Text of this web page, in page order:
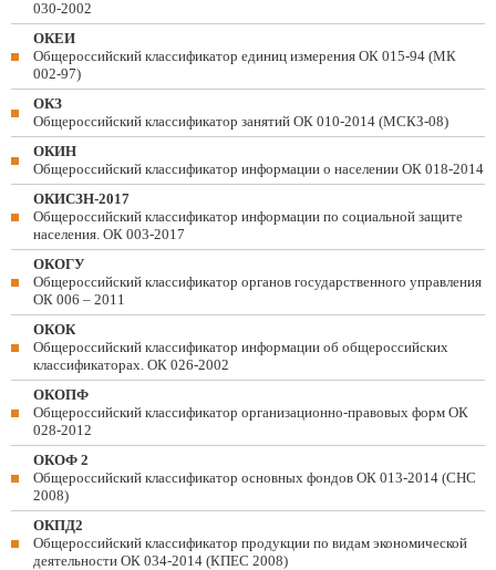
030-2002
ОКЕИ
Общероссийский классификатор единиц измерения ОК 015-94 (МК
002-97)
ОКЗ
Общероссийский классификатор занятий ОК 010-2014 (МСКЗ-08)
ОКИН
Общероссийский классификатор информации о населении ОК 018-2014
ОКИСЗН-2017
Общероссийский классификатор информации по социальной защите
населения. ОК 003-2017
ОКОГУ
Общероссийский классификатор органов государственного управления
ОК 006 – 2011
ОКОК
Общероссийский классификатор информации об общероссийских
классификаторах. ОК 026-2002
ОКОПФ
Общероссийский классификатор организационно-правовых форм ОК
028-2012
ОКОФ 2
Общероссийский классификатор основных фондов ОК 013-2014 (СНС
2008)
ОКПД2
Общероссийский классификатор продукции по видам экономической
деятельности ОК 034-2014 (КПЕС 2008)